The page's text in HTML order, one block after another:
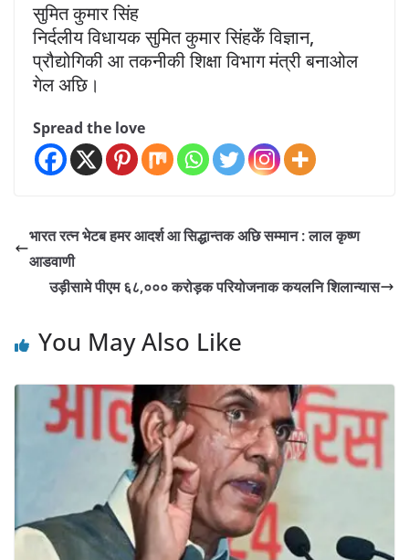
सुमित कुमार सिंह
निर्दलीय विधायक सुमित कुमार सिंहकेँ विज्ञान,
प्रौद्योगिकी आ तकनीकी शिक्षा विभाग मंत्री बनाओल
गेल अछि।
Spread the love
भारत रत्न भेटब हमर आदर्श आ सिद्धान्तक अछि सम्मान : लाल कृष्ण
आडवाणी
उड़ीसामे पीएम ६८,००० करोड़क परियोजनाक कयलनि शिलान्यास
You May Also Like